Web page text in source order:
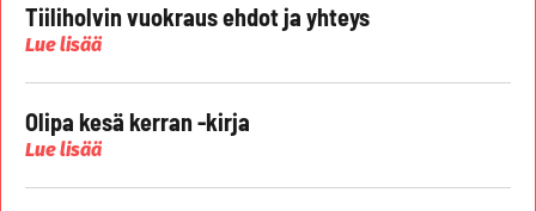
Tiiliholvin vuokraus ehdot ja yhteys
Lue lisää
Olipa kesä kerran -kirja
Lue lisää